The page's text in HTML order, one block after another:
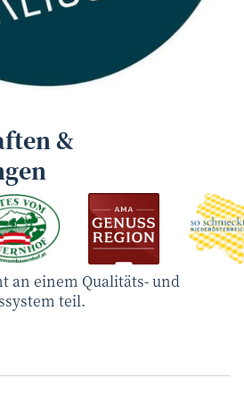
&
an einem Qualitäts- und
teil.